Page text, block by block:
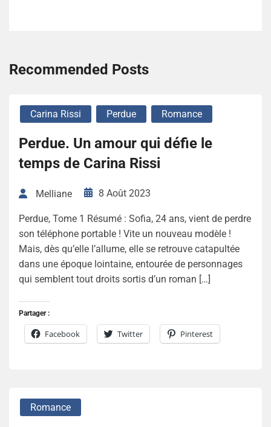
Recommended Posts
Carina Rissi Perdue Romance
Perdue. Un amour qui défie le
temps de Carina Rissi
Melliane 8 Août 2023
Perdue, Tome 1 Résumé : Sofia, 24 ans, vient de perdre
son téléphone portable ! Vite un nouveau modèle !
Mais, dès qu’elle l’allume, elle se retrouve catapultée
dans une époque lointaine, entourée de personnages
qui semblent tout droits sortis d’un roman […]
Partager :
Facebook Twitter Pinterest
Romance